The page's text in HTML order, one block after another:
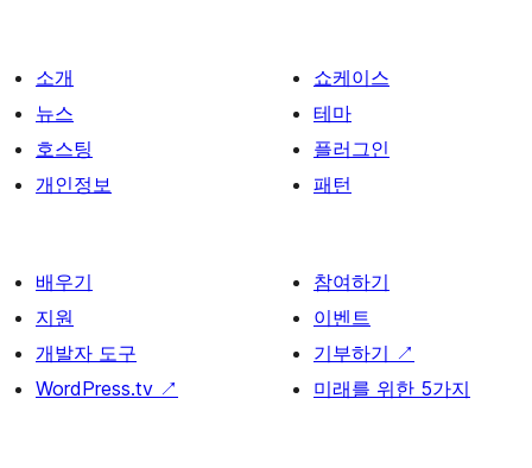
소개
뉴스
호스팅
개인정보
쇼케이스
테마
플러그인
패턴
배우기
지원
개발자 도구
WordPress.tv ↗
참여하기
이벤트
기부하기 ↗
미래를 위한 5가지